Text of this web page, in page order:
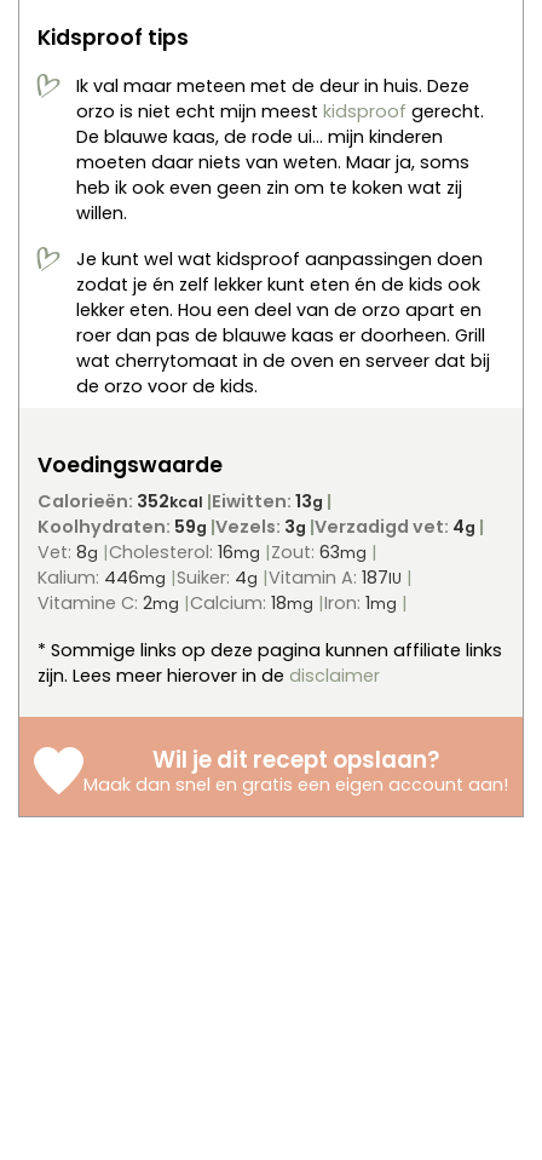
Kidsproof tips
Ik val maar meteen met de deur in huis. Deze
orzo is niet echt mijn meest kidsproof gerecht.
De blauwe kaas, de rode ui… mijn kinderen
moeten daar niets van weten. Maar ja, soms
heb ik ook even geen zin om te koken wat zij
willen.
Je kunt wel wat kidsproof aanpassingen doen
zodat je én zelf lekker kunt eten én de kids ook
lekker eten. Hou een deel van de orzo apart en
roer dan pas de blauwe kaas er doorheen. Grill
wat cherrytomaat in de oven en serveer dat bij
de orzo voor de kids.
Voedingswaarde
Calorieën: 352kcal
Koolhydraten: 59g
Eiwitten: 13g
Vet: 8g
Verzadigd vet: 4g
Cholesterol: 16mg Zout: 63mg
Kalium: 446mg
Vezels: 3g
Suiker: 4g Vitamin A: 187IU
Vitamine C: 2mg Calcium: 18mg Iron: 1mg
* Sommige links op deze pagina kunnen affiliate links
zijn. Lees meer hierover in de
disclaimer
Wil je dit recept opslaan?
Maak dan snel en gratis een eigen account aan!